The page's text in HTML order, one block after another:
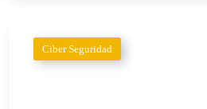
Ciber Seguridad